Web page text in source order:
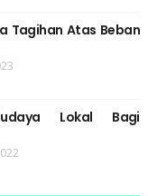
Tagihan Atas Beban
Lokal Bagi